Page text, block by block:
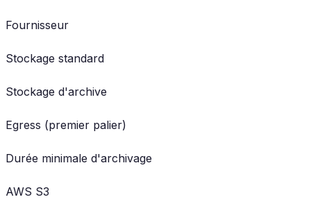
Fournisseur
Stockage standard
Stockage d'archive
Egress (premier palier)
Durée minimale d'archivage
AWS S3